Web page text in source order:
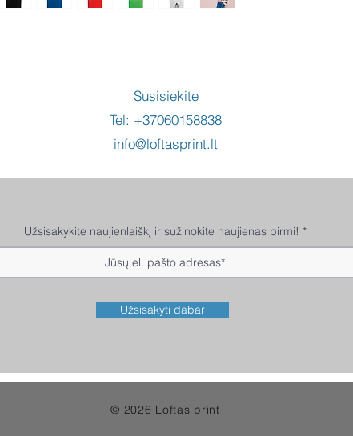
Susisiekite
Tel: +37060158838
info@loftasprint.lt
Užsisakykite naujienlaiškį ir sužinokite naujienas pirmi!
Užsisakyti dabar
© 2026 Loftas print